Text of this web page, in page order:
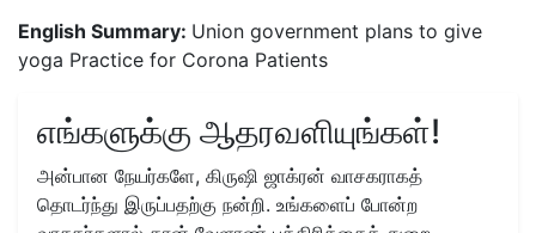
English Summary: Union government plans to give
yoga Practice for Corona Patients
எங்களுக்கு ஆதரவளியுங்கள்!
அன்பான நேயர்களே, கிருஷி ஜாக்ரன் வாசகராகத்
தொடர்ந்து இருப்பதற்கு நன்றி. உங்களைப் போன்ற